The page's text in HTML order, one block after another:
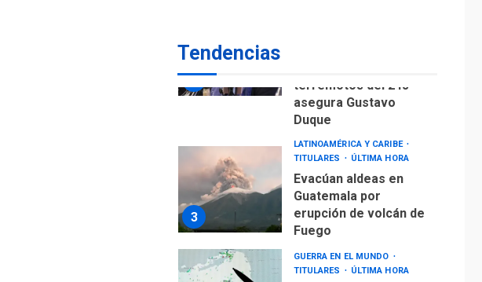
Tendencias
2
terremotos del 24J
asegura Gustavo
Duque
3
LATINOAMÉRICA Y CARIBE
TITULARES
ÚLTIMA HORA
Evacúan aldeas en
Guatemala por
erupción de volcán de
Fuego
GUERRA EN EL MUNDO
TITULARES
ÚLTIMA HORA